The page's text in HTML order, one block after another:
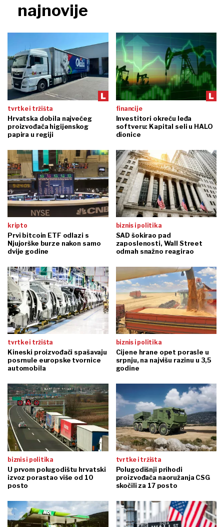
najnovije
tvrtke i tržišta
Hrvatska dobila najvećeg
proizvođača higijenskog
papira u regiji
financije
Investitori okreću leđa
softveru: Kapital seli u HALO
dionice
kripto
Prvi bitcoin ETF odlazi s
Njujorške burze nakon samo
dvije godine
biznis i politika
SAD šokirao pad
zaposlenosti, Wall Street
odmah snažno reagirao
tvrtke i tržišta
Kineski proizvođači spašavaju
posrnule europske tvornice
automobila
biznis i politika
Cijene hrane opet porasle u
srpnju, na najvišu razinu u 3,5
godine
biznis i politika
U prvom polugodištu hrvatski
izvoz porastao više od 10
posto
tvrtke i tržišta
Polugodišnji prihodi
proizvođača naoružanja CSG
skočili za 17 posto